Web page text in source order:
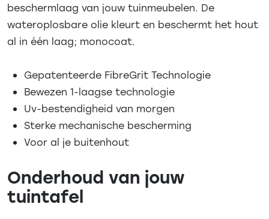
beschermlaag van jouw tuinmeubelen. De
wateroplosbare olie kleurt en beschermt het hout
al in één laag; monocoat.
Gepatenteerde FibreGrit Technologie
Bewezen 1-laagse technologie
Uv-bestendigheid van morgen
Sterke mechanische bescherming
Voor al je buitenhout
Onderhoud van jouw
tuintafel